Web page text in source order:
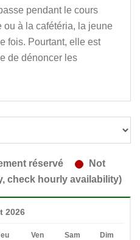
pendant le cours
à la cafétéria, la jeune
fois. Pourtant, elle est
de dénoncer les
réservé
Not
check hourly availability)
2026
Ven Sam Dim